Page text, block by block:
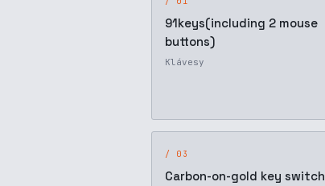
91keys(including 2 mouse
buttons)
Klávesy
/ 03
Carbon-on-gold key switch